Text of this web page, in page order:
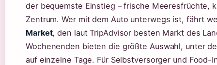
der bequemste Einstieg – frische Meeresfrüchte,
Zentrum. Wer mit dem Auto unterwegs ist, fährt
Market, den laut TripAdvisor besten Markt des
Wochenenden bieten die größte Auswahl, unter
auf einzelne Tage. Für Selbstversorger und